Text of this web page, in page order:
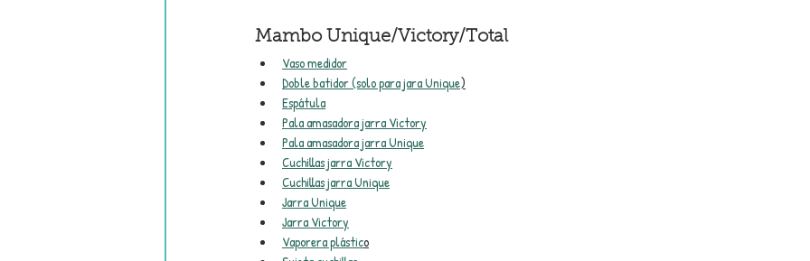
Mambo Unique/Victory/Total
Vaso medidor
Doble batidor (solo para jara Unique)
Espátula
Pala amasadora jarra Victory
Pala amasadora jarra Unique
Cuchillas jarra Victory
Cuchillas jarra Unique
Jarra Unique
Jarra Victory
Vaporera plástico